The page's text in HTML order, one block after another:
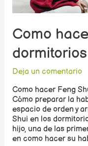
Como
Deja un comentario
Como hacer Feng
Cómo preparar la
espacio de orden y
Shui en los
hijo, una de las
en como hacer su